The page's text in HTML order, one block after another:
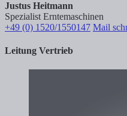
Justus Heitmann
Spezialist Erntemaschinen
+49 (0) 1520/1550147 Mail
Leitung Vertrieb